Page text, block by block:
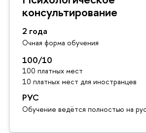
консультирование
2 года
Очная форма обучения
100/10
100 платных мест
10 платных мест для иностранцев
РУС
Обучение ведётся полностью на